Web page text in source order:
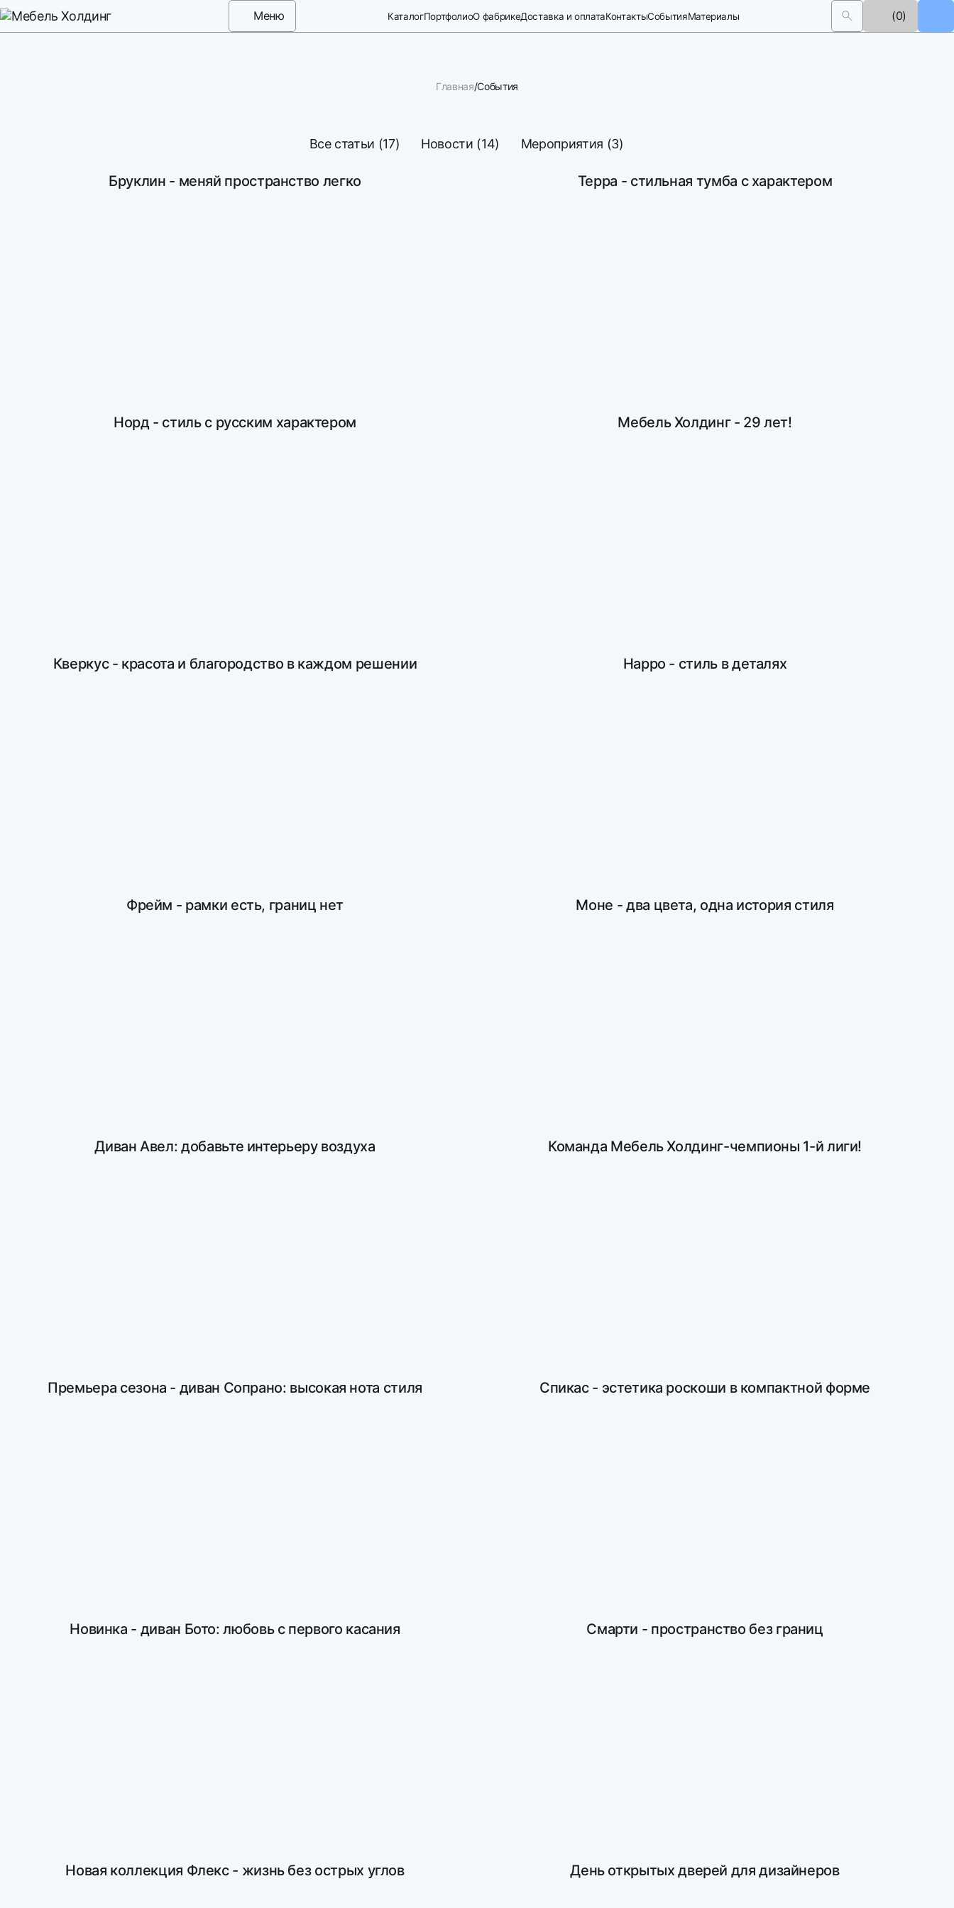
Меню КаталогПортфолиоО фабрикеДоставка и оплатаКонтактыСобытияМатериалы (0)
Главная События
Все статьи (17) Новости (14) Мероприятия (3)
Бруклин - меняй пространство легко Терра - стильная тумба с характером
Норд - стиль с русским характером Мебель Холдинг - 29 лет!
Кверкус - красота и благородство в каждом решении Нарро - стиль в деталях
Фрейм - рамки есть, границ нет Моне - два цвета, одна история стиля
Диван Авел: добавьте интерьеру воздуха Команда Мебель Холдинг-чемпионы 1-й лиги!
Премьера сезона - диван Сопрано: высокая нота стиля Спикас - эстетика роскоши в компактной форме
Новинка - диван Бото: любовь с первого касания Смарти - пространство без границ
Новая коллекция Флекс - жизнь без острых углов День открытых дверей для дизайнеров